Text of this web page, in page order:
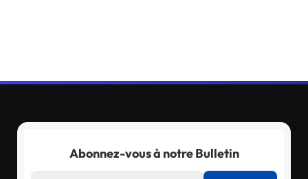
Abonnez-vous à notre Bulletin